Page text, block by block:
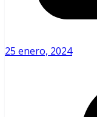
25 enero, 2024